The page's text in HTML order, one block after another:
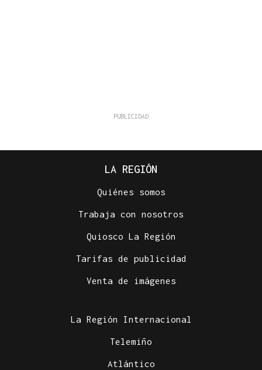
LA REGIÓN
Quiénes somos
Trabaja con nosotros
Quiosco La Región
Tarifas de publicidad
Venta de imágenes
La Región Internacional
Telemiño
Atlántico